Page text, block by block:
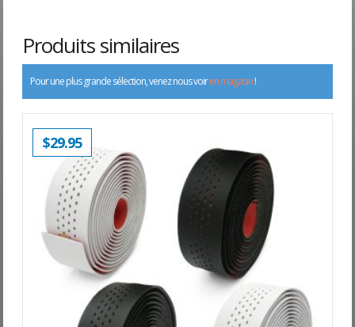
Produits similaires
Pour une plus grande sélection, venez nous voiren magasin!
$29.95